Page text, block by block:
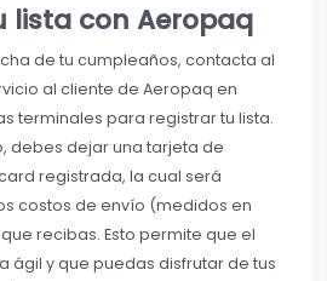
lista con Aeropaq
de tu cumpleaños, contacta al
al cliente de Aeropaq en
terminales para registrar tu lista.
debes dejar una tarjeta de
registrada, la cual será
costos de envío (medidos en
recibas. Esto permite que el
ágil y que puedas disfrutar de tus